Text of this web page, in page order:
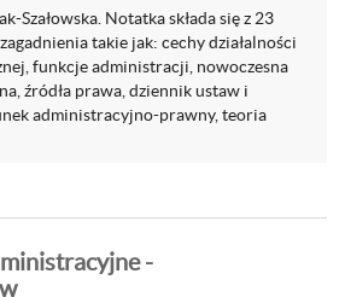
Szałowska. Notatka składa się z 23
takie jak: cechy działalności
funkcje administracji, nowoczesna
źródła prawa, dziennik ustaw i
administracyjno-prawny, teoria
-